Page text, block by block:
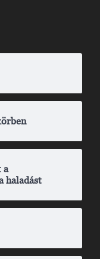
a
haladást